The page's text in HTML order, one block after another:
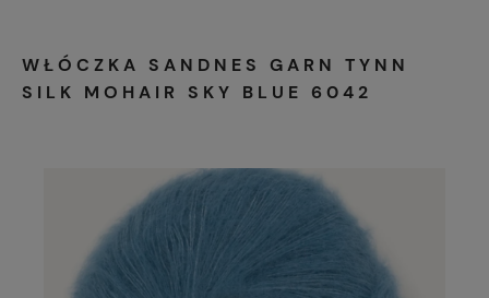
WŁÓCZKA SANDNES GARN TYNN
SILK MOHAIR SKY BLUE 6042